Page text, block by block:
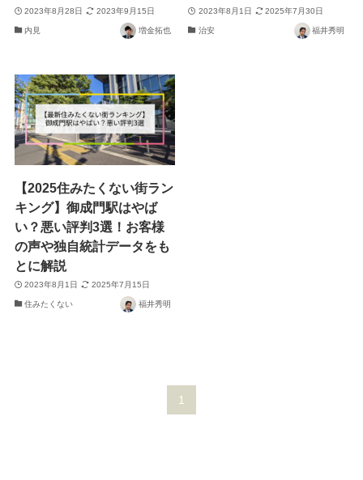
2023年8月28日 2023年9月15日
内見 増金拓也
2023年8月1日 2025年7月30日
治安 福井秀明
【2025住みたくない街ラン
キング】御成門駅はやば
い？悪い評判3選！お客様
の声や独自統計データをも
とに解説
2023年8月1日 2025年7月15日
住みたくない 福井秀明
1